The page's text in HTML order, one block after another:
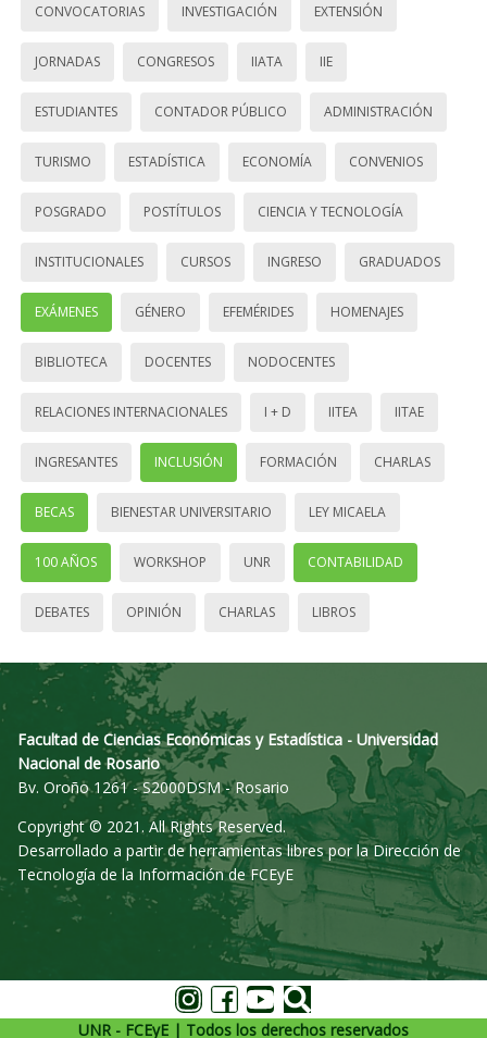
CONVOCATORIAS INVESTIGACIÓN EXTENSIÓN
JORNADAS CONGRESOS IIATA IIE
ESTUDIANTES CONTADOR PÚBLICO ADMINISTRACIÓN
TURISMO ESTADÍSTICA ECONOMÍA CONVENIOS
POSGRADO POSTÍTULOS CIENCIA Y TECNOLOGÍA
INSTITUCIONALES CURSOS INGRESO GRADUADOS
EXÁMENES GÉNERO EFEMÉRIDES HOMENAJES
BIBLIOTECA DOCENTES NODOCENTES
RELACIONES INTERNACIONALES I + D IITEA IITAE
INGRESANTES INCLUSIÓN FORMACIÓN CHARLAS
BECAS BIENESTAR UNIVERSITARIO LEY MICAELA
100 AÑOS WORKSHOP UNR CONTABILIDAD
DEBATES OPINIÓN CHARLAS LIBROS
Facultad de Ciencias Económicas y Estadística - Universidad
Nacional de Rosario
Bv. Oroño 1261 - S2000DSM - Rosario
Copyright © 2021. All Rights Reserved.
Desarrollado a partir de herramientas libres por la Dirección de
Tecnología de la Información de FCEyE
UNR - FCEyE | Todos los derechos reservados